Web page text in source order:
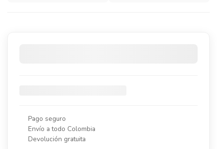
Pago seguro
Envío a todo Colombia
Devolución gratuita